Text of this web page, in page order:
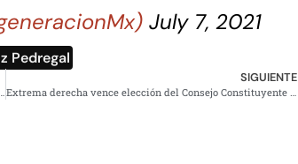
July 7, 2021
Pedregal
SIGUIENTE